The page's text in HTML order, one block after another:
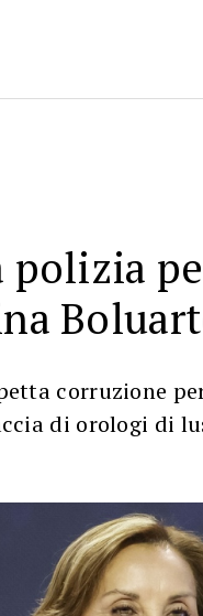
polizia
corruzione
di orologi di